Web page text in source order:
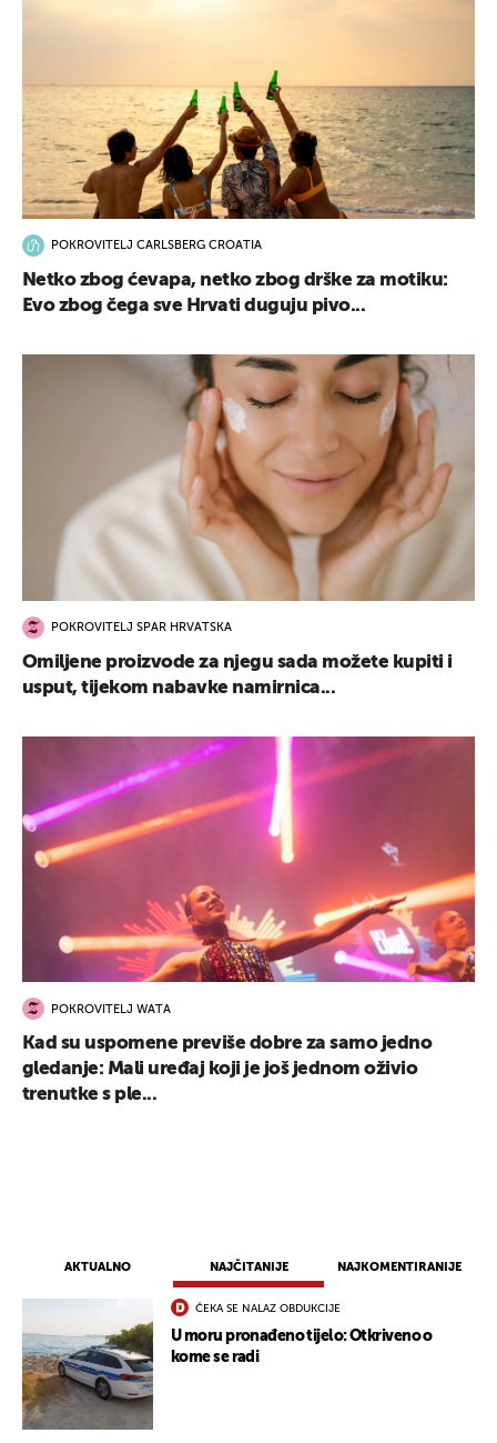
AKTUALNO NAJČITANIJE NAJKOMENTIRANIJE
ČEKA SE NALAZ OBDUKCIJE
U moru pronađeno tijelo: Otkriveno o
kome se radi
POKROVITELJ CARLSBERG CROATIA
Netko zbog ćevapa, netko zbog drške za motiku:
Evo zbog čega sve Hrvati duguju pivo...
POKROVITELJ SPAR HRVATSKA
Omiljene proizvode za njegu sada možete kupiti i
usput, tijekom nabavke namirnica...
POKROVITELJ WATA
Kad su uspomene previše dobre za samo jedno
gledanje: Mali uređaj koji je još jednom oživio
trenutke s ple...
UKLJUČITE NOTIFIKACIJE